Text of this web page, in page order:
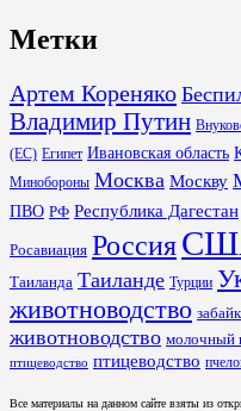
Метки
Артем Кореняко
Владимир Путин
(ЕС) Египет Ивановская область
Минобороны Москва Москву
ПВО РФ Республика Дагестан
Росавиация Россия
Таиланда Таиланде Турции
животноводство
животноводство молочный
птицеводство птицеводство
Все материалы на данном сайте взяты из